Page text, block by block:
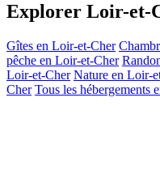
Explorer Loir-et-
Gîtes en Loir-et-Cher
pêche en Loir-et-Cher
Loir-et-Cher Nature en Loir-
Cher Tous les hébergements